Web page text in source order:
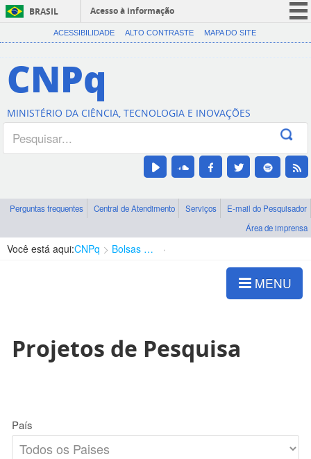
BRASIL
Acesso à informação
CORONAVÍRUS (COVID-19)
Canais
ACESSIBILIDADE ALTO CONTRASTE MAPA DO SITE
CNPq
MINISTÉRIO DA CIÊNCIA, TECNOLOGIA E INOVAÇÕES
Perguntas frequentes Central de Atendimento Serviços
E-mail do Pesquisador
Área de imprensa
Você está aqui:CNPq Bolsas e Auxílios Vigentes
MENU
Projetos de Pesquisa
País